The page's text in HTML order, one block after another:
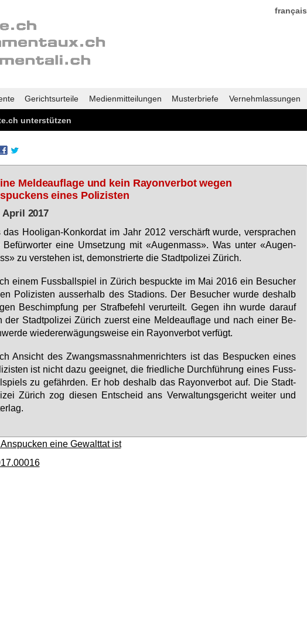
français
Gerichtsurteile Medienmitteilungen Musterbriefe Vernehmlassungen
unterstützen
Meldeauflage und kein Rayonverbot wegen
eines Polizisten
April 2017
das Hoo­li­gan-Kon­kor­dat im Jahr 2012 ver­schärft wur­de, ver­spra­chen
Be­für­wor­ter ei­ne Um­set­zung mit «Au­gen­mass». Was un­ter «Au­gen­
zu ver­ste­hen ist, de­mons­trier­te die Stadt­po­li­zei Zü­rich.
ei­nem Fuss­ball­spiel in Zü­rich be­spuck­te im Mai 2016 ein Be­su­cher
Po­li­zis­ten aus­ser­halb des Sta­di­ons. Der Be­su­cher wur­de des­halb
Be­schimp­fung per Straf­be­fehl ver­ur­teilt. Ge­gen ihn wur­de dar­auf
der Stadt­po­li­zei Zü­rich zu­erst ei­ne Mel­de­auf­la­ge und nach ei­ner Be­
wie­der­er­wä­gungs­wei­se ein Rayon­ver­bot ver­fügt.
An­sicht des Zwangs­mass­nah­men­rich­ters ist das Be­spu­cken ei­nes
ist nicht da­zu ge­eig­net, die fried­li­che Durch­füh­rung ei­nes Fuss­
zu ge­fähr­den. Er hob des­halb das Rayon­ver­bot auf. Die Stadt­
Zü­rich zog die­sen Ent­scheid ans Ver­wal­tungs­ge­richt wei­ter und
eine Gewalttat ist